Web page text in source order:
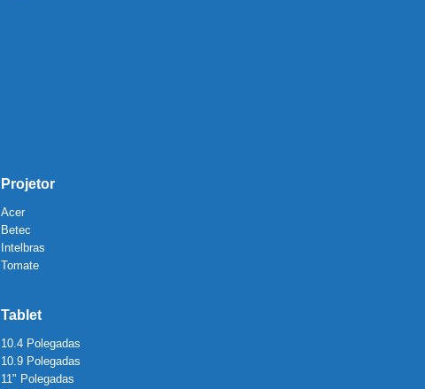
Projetor
Acer
Betec
Intelbras
Tomate
Tablet
10.4 Polegadas
10.9 Polegadas
11" Polegadas